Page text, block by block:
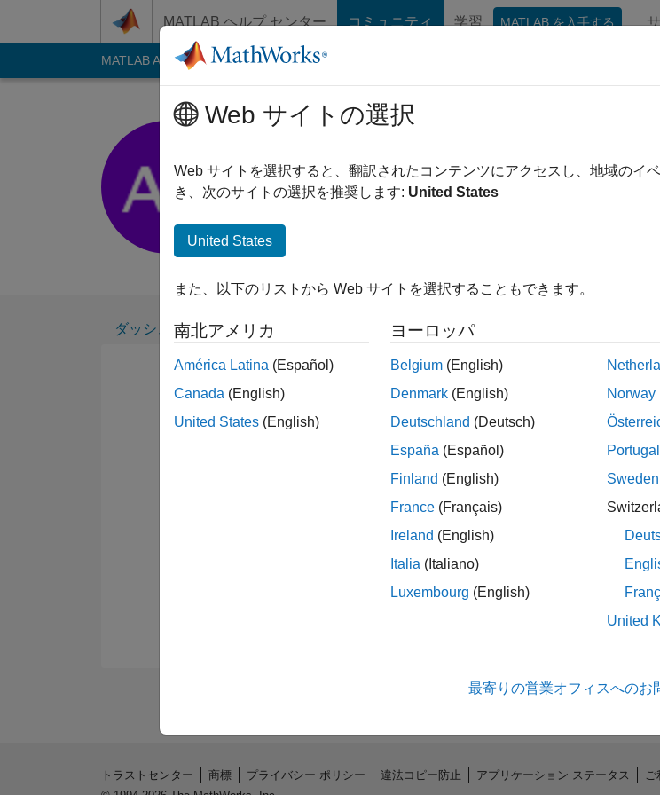
コンテンツへスキップ
MATLAB ヘルプ センター コミュニティ 学習 MATLAB を入手する
MATLAB Answers File Exchange Cody
ankita
2014 年からアクティブ
Followers:0Following:0
ダッシュボード バッジ エンドースメント
Please to endorse this
No Endorsements
Web サイトの選択
Web サイトを選択すると、翻訳されたコンテンツにアクセスし、地域のイ
き、次のサイトの選択を推奨します: United States
United States
また、以下のリストから Web サイトを選択することもできます。
南北アメリカ
América Latina (Español)
Canada (English)
United States (English)
ヨーロッパ
Belgium (English)
Denmark (English)
Deutschland (Deutsch)
España (Español)
Finland (English)
France (Français)
Ireland (English)
Italia (Italiano)
Luxembourg (English)
Norway
Portugal
Sweden
United
最寄りの営業オフィスへのお
トラストセンター 商標 プライバシー ポリシー 違法コピー防止 アプリケーション ステータス ご